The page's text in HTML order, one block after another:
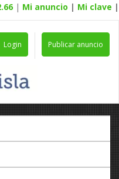
| Mi anuncio | Mi clave |
Publicar anuncio
Login